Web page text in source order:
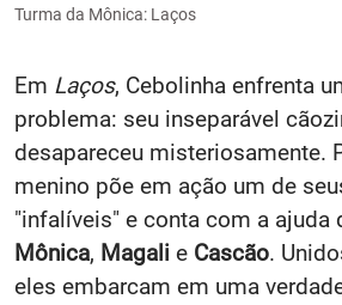
Turma da Mônica: Laços
Em Laços, Cebolinha enfrenta
problema: seu inseparável
desapareceu misteriosamente.
menino põe em ação um de
"infalíveis" e conta com a ajuda
Mônica, Magali e Cascão.
eles embarcam em uma